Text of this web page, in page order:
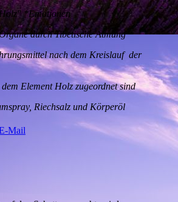
*Emotionen
durch Tibetische Atmung
nach dem Kreislauf der
Element Holz zugeordnet sind
Riechsalz und Körperöl
Mail